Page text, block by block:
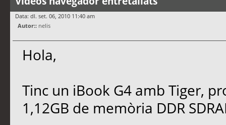
Data: dl. set. 06, 2010 11:40 am
Autor:: nelis
Hola,
Tinc un iBook G4 amb Tiger,
1,12GB de memòria DDR